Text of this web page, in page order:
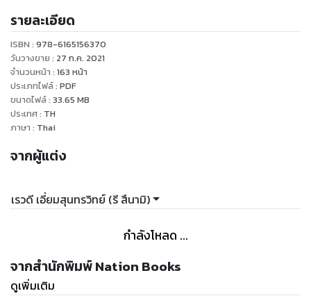
ตามล่าหาหุ้นเวฟ 3X ด้วยคลื่นเอลเลียต" เล่มนี้ ว่าด้วยเรื่องของ
การอ่านคลื่นซับซ้อนที่หลายคนว่ายาก ให้อ่านเข้าใจง่าย และที่
สำคัญคือนำไปใช้ได้จริง ซึ่ง "คุณเรวดี เอี่ยมสุนทรวิทย์" อดีต
วิศวกรสาวสวยมากความสามารถ ได้แบ่งปันความรู้และถ่ายทอด
ประสบการณ์การลงทุนที่ได้ลองผิดลองถูกจากการเทรดจริง จนไ้
ค้นพบหลักการที่ถูก "จริต" กับตนเอง โดยวัตถุประสงค์เพื่อให้ผู้
อ่านได้รับความรู้ซึ่งเป็น Full Time Trader รู้ถึงแนวทางการเทรด
คนที่เคยเป็น "เม่า" หรือ "ติดดอย" เป็นประจำ จะสามารถหลุดพ้น
รายละเอียด
ISBN : 978-6165156370
วันวางขาย : 27 ก.ค. 2021
จำนวนหน้า : 163 หน้า
ประเภทไฟล์: PDF
ขนาดไฟล์: 33.65 MB
ประเทศ: TH
ภาษา : Thai
จากผู้แต่ง
เรวดี เอี่ยมสุนทรวิทย์ (รี สึนามิ)
กำลังโหลด ...
จากสำนักพิมพ์ Nation Books
ดูเพิ่มเติม